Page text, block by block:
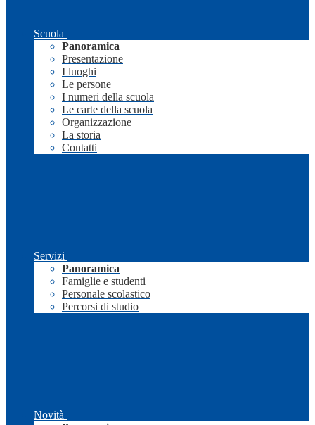
Scuola
Panoramica
Presentazione
I luoghi
Le persone
I numeri della scuola
Le carte della scuola
Organizzazione
La storia
Contatti
Servizi
Panoramica
Famiglie e studenti
Personale scolastico
Percorsi di studio
Novità